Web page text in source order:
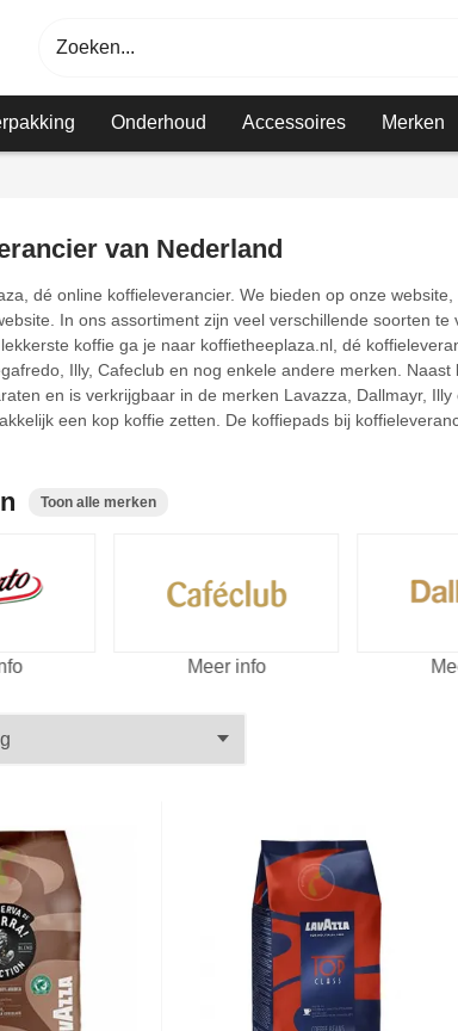
Zoeken...
Onderhoud Accessoires Merken
van Nederland
dé online koffieleverancier. We bieden op onze
In ons assortiment zijn veel verschillende soorten
koffie ga je naar koffietheeplaza.nl, dé
Illy, Cafeclub en nog enkele andere merken.
en is verkrijgbaar in de merken Lavazza, Dallmayr,
een kop koffie zetten. De koffiepads bij
Toon alle merken
Meer info